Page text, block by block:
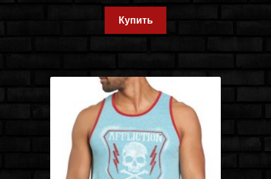
Купить